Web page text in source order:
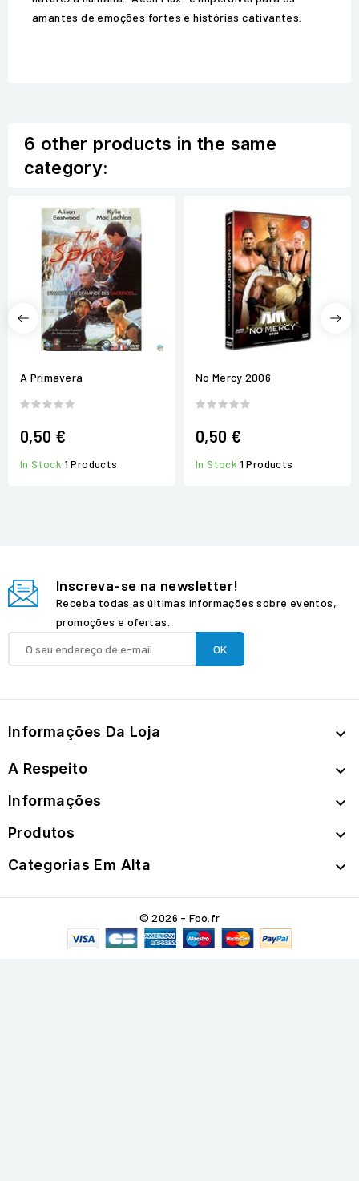
amantes de emoções fortes e histórias cativantes.
6 other products in the same
category:
A Primavera
0,50 €
In Stock 1 Products
No Mercy 2006
0,50 €
In Stock 1 Products
Inscreva-se na newsletter!
Receba todas as últimas informações sobre eventos,
promoções e ofertas.
Informações Da Loja 
A Respeito 
Informações 
Produtos 
Categorias Em Alta 
© 2026 - Foo.fr